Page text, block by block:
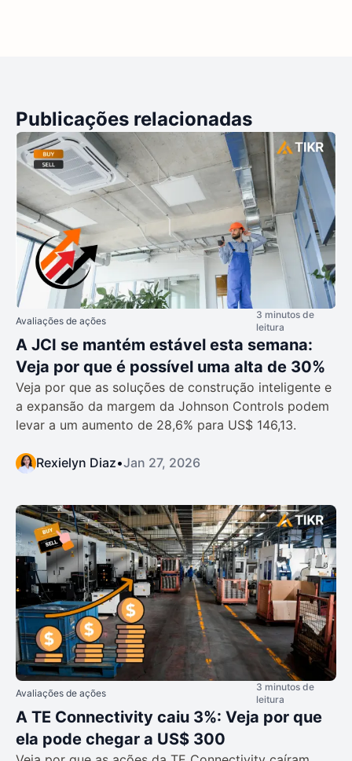
Publicações relacionadas
Avaliações de ações
3 minutos de
leitura
A JCI se mantém estável esta semana:
Veja por que é possível uma alta de 30%
Veja por que as soluções de construção inteligente e
a expansão da margem da Johnson Controls podem
levar a um aumento de 28,6% para US$ 146,13.
Rexielyn Diaz•Jan 27, 2026
Avaliações de ações
3 minutos de
leitura
A TE Connectivity caiu 3%: Veja por que
ela pode chegar a US$ 300